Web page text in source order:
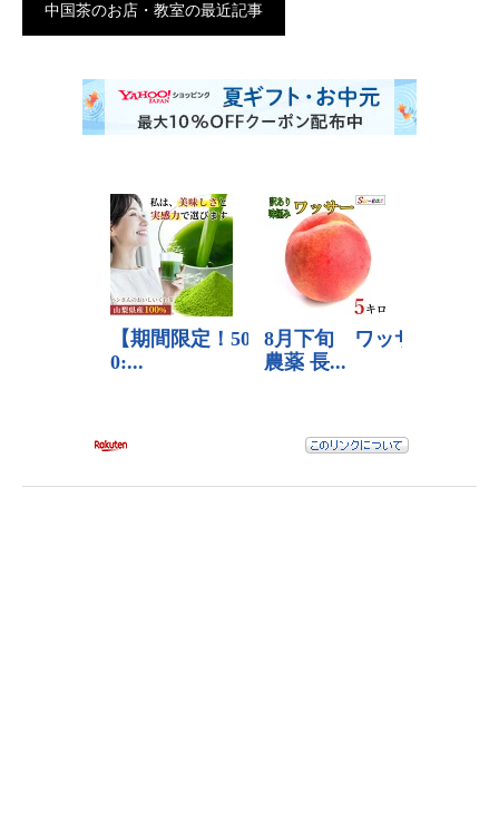
中国茶のお店・教室の最近記事